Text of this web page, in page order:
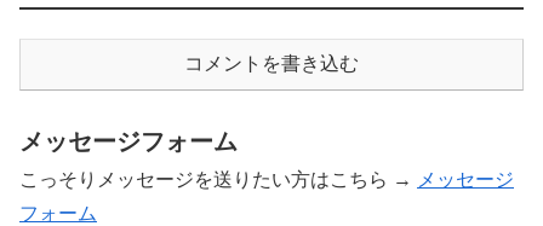
コメントを書き込む
メッセージフォーム
こっそりメッセージを送りたい方はこちら →
メッセージ
フォーム